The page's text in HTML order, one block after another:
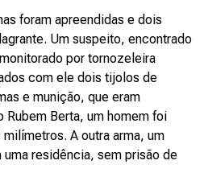
foram apreendidas e dois
Um suspeito, encontrado
por tornozeleira
com ele dois tijolos de
e munição, que eram
Rubem Berta, um homem foi
A outra arma, um
residência, sem prisão de